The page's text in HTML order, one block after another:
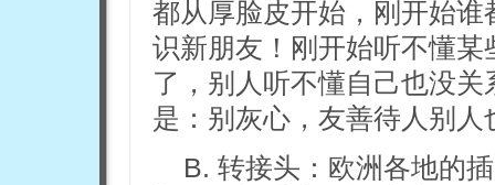
都从厚脸皮开始，刚开始
识新朋友！刚开始听不懂
了，别人听不懂自己也没
是：别灰心，友善待人别人
B. 转接头：欧洲各地的